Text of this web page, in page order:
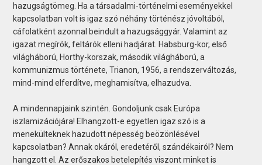
hazugságtömeg. Ha a társadalmi-történelmi eseményekkel
kapcsolatban volt is igaz szó néhány történész jóvoltából,
cáfolatként azonnal beindult a hazugsággyár. Valamint az
igazat megírók, feltárók elleni hadjárat. Habsburg-kor, első
világháború, Horthy-korszak, második világháború, a
kommunizmus története, Trianon, 1956, a rendszerváltozás,
mind-mind elferdítve, meghamisítva, elhazudva.
A mindennapjaink szintén. Gondoljunk csak Európa
iszlamizációjára! Elhangzott-e egyetlen igaz szó is a
menekülteknek hazudott népesség beözönlésével
kapcsolatban? Annak okáról, eredetéről, szándékairól? Nem
hangzott el. Az erőszakos betelepítés viszont minket is